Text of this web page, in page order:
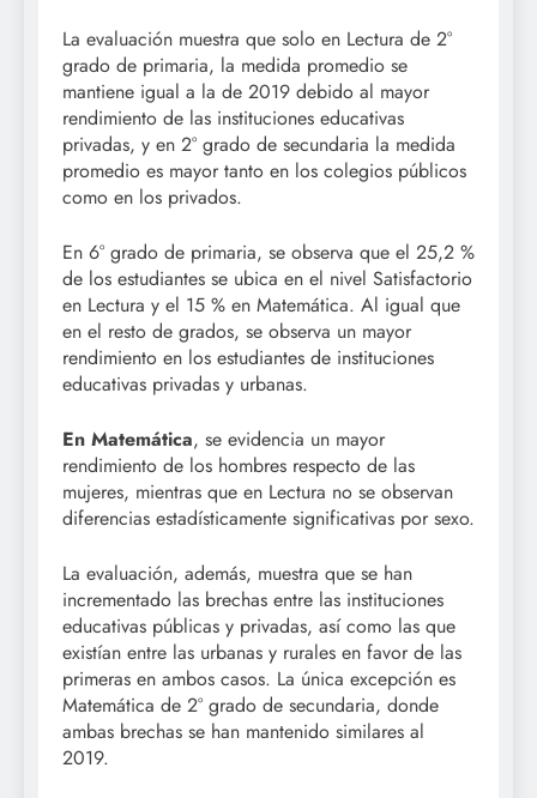
La evaluación muestra que solo en Lectura de 2°
grado de primaria, la medida promedio se
mantiene igual a la de 2019 debido al mayor
rendimiento de las instituciones educativas
privadas, y en 2° grado de secundaria la medida
promedio es mayor tanto en los colegios públicos
como en los privados.
En 6° grado de primaria, se observa que el 25,2 %
de los estudiantes se ubica en el nivel Satisfactorio
en Lectura y el 15 % en Matemática. Al igual que
en el resto de grados, se observa un mayor
rendimiento en los estudiantes de instituciones
educativas privadas y urbanas.
En Matemática, se evidencia un mayor
rendimiento de los hombres respecto de las
mujeres, mientras que en Lectura no se observan
diferencias estadísticamente significativas por sexo.
La evaluación, además, muestra que se han
incrementado las brechas entre las instituciones
educativas públicas y privadas, así como las que
existían entre las urbanas y rurales en favor de las
primeras en ambos casos. La única excepción es
Matemática de 2° grado de secundaria, donde
ambas brechas se han mantenido similares al
2019.